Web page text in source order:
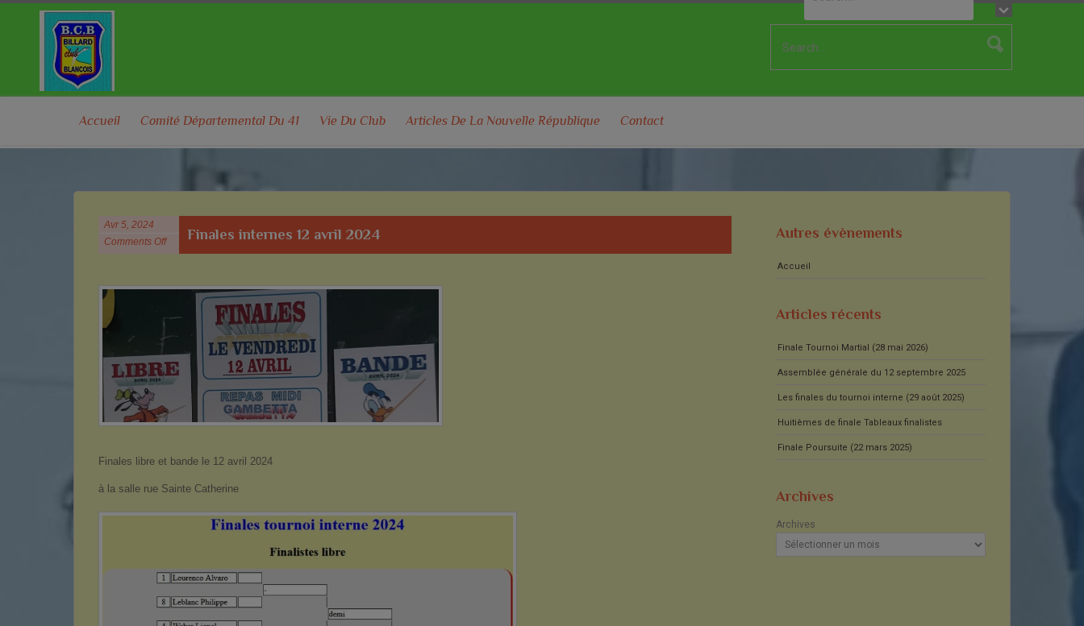
Accueil Comité Départemental Du 41 Vie Du Club Articles De La Nouvelle République Contact
Avr 5, 2024
Comments Off
Finales internes 12 avril 2024
Finales libre et bande le 12 avril 2024
à la salle rue Sainte Catherine
Autres évènements
Accueil
Articles récents
Finale Tournoi Martial (28 mai 2026)
Assemblée générale du 12 septembre 2025
Les finales du tournoi interne (29 août 2025)
Huitièmes de finale Tableaux finalistes
Finale Poursuite (22 mars 2025)
Archives
Archives